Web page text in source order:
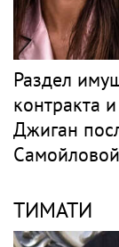
Раздел
контракта
Джиган
Самойловой
ТИМАТИ